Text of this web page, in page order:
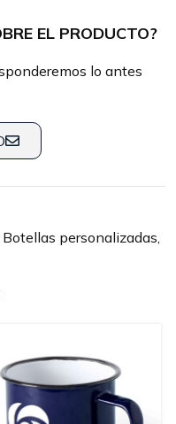
EL PRODUCTO?
lo antes
Botellas personalizadas,